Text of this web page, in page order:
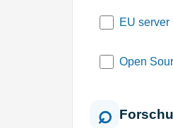
EU server
Open